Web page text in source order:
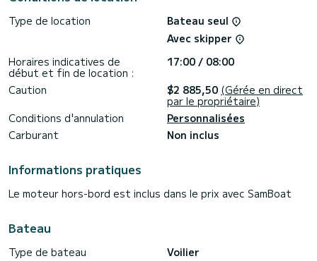
N'hésitez pas à nous contacter pour toute demande devis,
vous serez accompagné par un expert SamBoat dans votre
Type de location
Bateau seul
Avec skipper
Horaires indicatives de
début et fin de location :
17:00 / 08:00
Caution
$2 885,50 (Gérée en direct
par le propriétaire)
Conditions d'annulation
Personnalisées
Carburant
Non inclus
Informations pratiques
Le moteur hors-bord est inclus dans le prix avec SamBoat
Bateau
Type de bateau
Voilier